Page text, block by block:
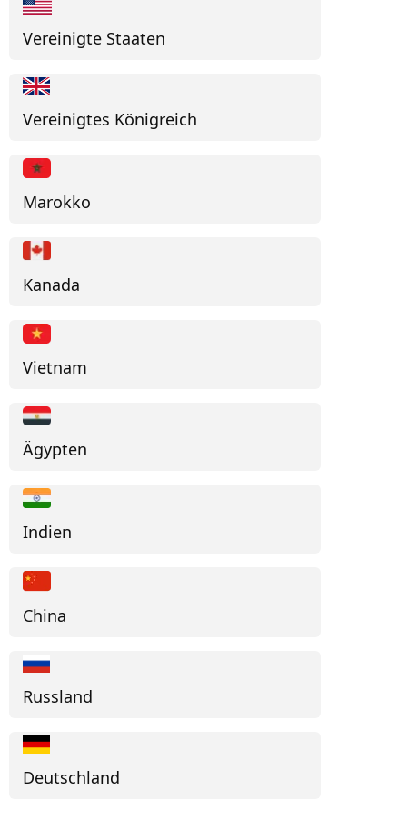
Vereinigte Staaten
Vereinigtes Königreich
Marokko
Kanada
Vietnam
Ägypten
Indien
China
Russland
Deutschland